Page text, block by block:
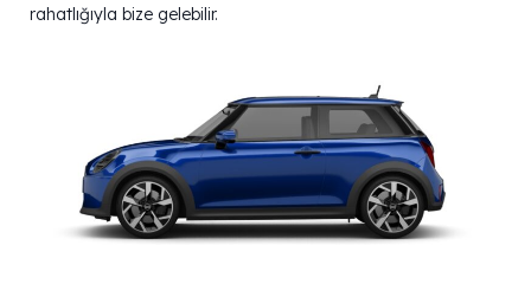
rahatlığıyla bize gelebilir.